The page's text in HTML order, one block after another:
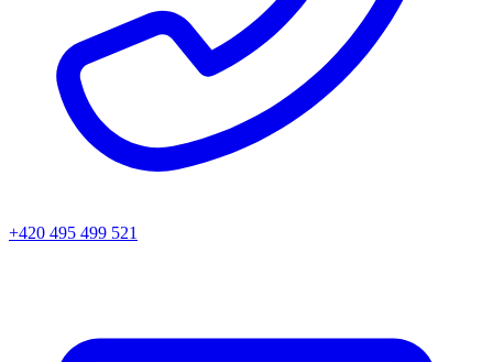
+420 495 499 521